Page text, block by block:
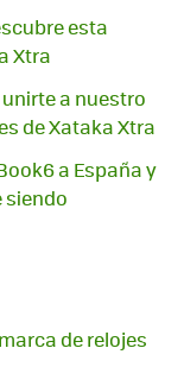
esta
Xtra
a nuestro
de Xataka Xtra
a España y
siendo
de relojes